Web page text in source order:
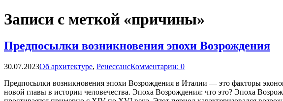
Записи с меткой «причины»
Предпосылки возникновения эпохи Возрождения
30.07.2023Об архитектуре, РенессансКомментарии: 0
Предпосылки возникновения эпохи Возрождения в Италии — это факторы
новой главы в истории человечества. Эпоха Возрождения: что это? Эпоха